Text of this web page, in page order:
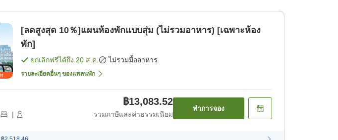
[ลดสูงสุด 10％]แผนห้องพักแบบสุ่ม (ไม่รวมอาหาร) [เฉพาะห้อง
พัก]
ยกเลิกฟรีได้ถึง 20 ส.ค. ไม่รวมมื้ออาหาร
รายละเอียดอื่นๆ ของแพลนพัก
|
฿13,083.52
รวมภาษีและค่าธรรมเนียม
ทำการจอง